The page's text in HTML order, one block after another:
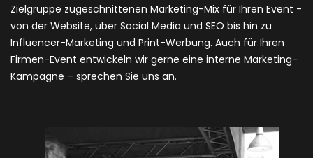
Zielgruppe zugeschnittenen Marketing-Mix für Ihren Event -
von der Website, über Social Media und SEO bis hin zu
Influencer-Marketing und Print-Werbung. Auch für Ihren
Firmen-Event entwickeln wir gerne eine interne Marketing-
Kampagne – sprechen Sie uns an.